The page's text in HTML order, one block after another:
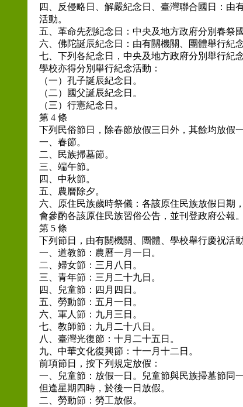
四、反侵略日、解嚴紀念日、臺灣聯合國日：由
活動。
五、革命先烈紀念日：中央及地方政府分別春祭國
六、佛陀誕辰紀念日：由有關機關、團體舉行紀念
七、下列各紀念日，中央及地方政府分別舉行紀
學校亦得分別舉行紀念活動：
（一）孔子誕辰紀念日。
（二）國父誕辰紀念日。
（三）行憲紀念日。
第 4 條
下列民俗節日，除春節放假三日外，其餘均放假一
一、春節。
二、民族掃墓節。
三、端午節。
四、中秋節。
五、農曆除夕。
六、原住民族歲時祭儀：各該原住民族放假日期
會參酌各該原住民族習俗公告，並刊登政府公報。
第 5 條
下列節日，由有關機關、團體、學校舉行慶祝活動
一、道教節：農曆一月一日。
二、婦女節：三月八日。
三、青年節：三月二十九日。
四、兒童節：四月四日。
五、勞動節：五月一日。
六、軍人節：九月三日。
七、教師節：九月二十八日。
八、臺灣光復節：十月二十五日。
九、中華文化復興節：十一月十二日。
前項節日，按下列規定放假：
一、兒童節：放假一日。兒童節與民族掃墓節同
但逢星期四時，於後一日放假。
二、勞動節：勞工放假。